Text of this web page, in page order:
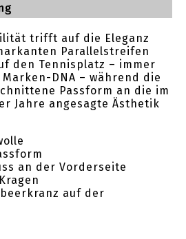
trifft auf die Eleganz
Parallelstreifen
den Tennisplatz – immer
DNA – während die
Passform an die im
Jahre angesagte Ästhetik
an der Vorderseite
auf der